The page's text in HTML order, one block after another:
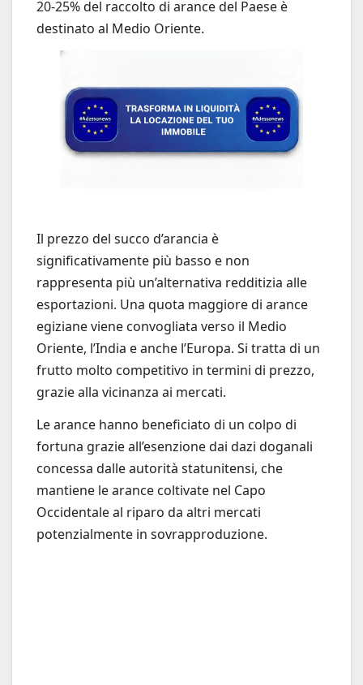
20-25% del raccolto di arance del Paese è
destinato al Medio Oriente.
Il prezzo del succo d’arancia è
significativamente più basso e non
rappresenta più un’alternativa redditizia alle
esportazioni. Una quota maggiore di arance
egiziane viene convogliata verso il Medio
Oriente, l’India e anche l’Europa. Si tratta di un
frutto molto competitivo in termini di prezzo,
grazie alla vicinanza ai mercati.
Le arance hanno beneficiato di un colpo di
fortuna grazie all’esenzione dai dazi doganali
concessa dalle autorità statunitensi, che
mantiene le arance coltivate nel Capo
Occidentale al riparo da altri mercati
potenzialmente in sovrapproduzione.